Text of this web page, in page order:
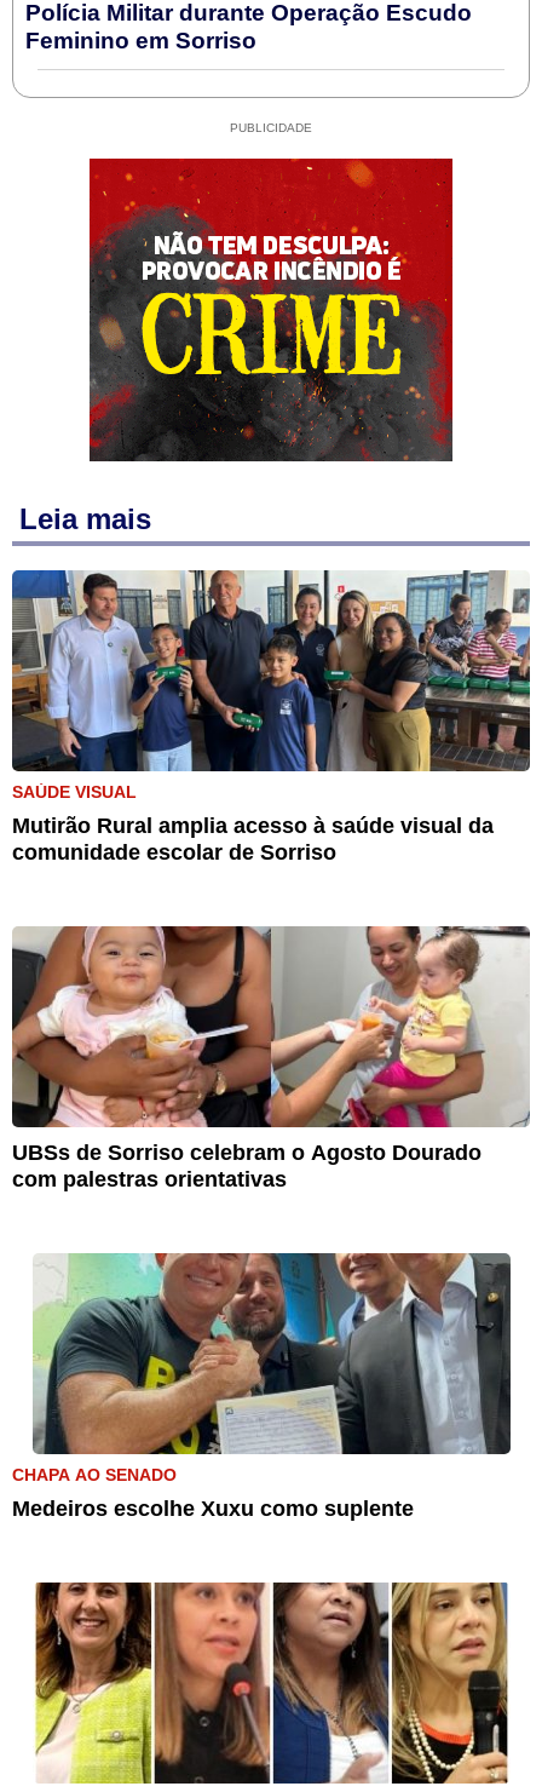
Polícia Militar durante Operação Escudo
Feminino em Sorriso
PUBLICIDADE
Leia mais
SAÚDE VISUAL
Mutirão Rural amplia acesso à saúde visual da
comunidade escolar de Sorriso
UBSs de Sorriso celebram o Agosto Dourado
com palestras orientativas
CHAPA AO SENADO
Medeiros escolhe Xuxu como suplente